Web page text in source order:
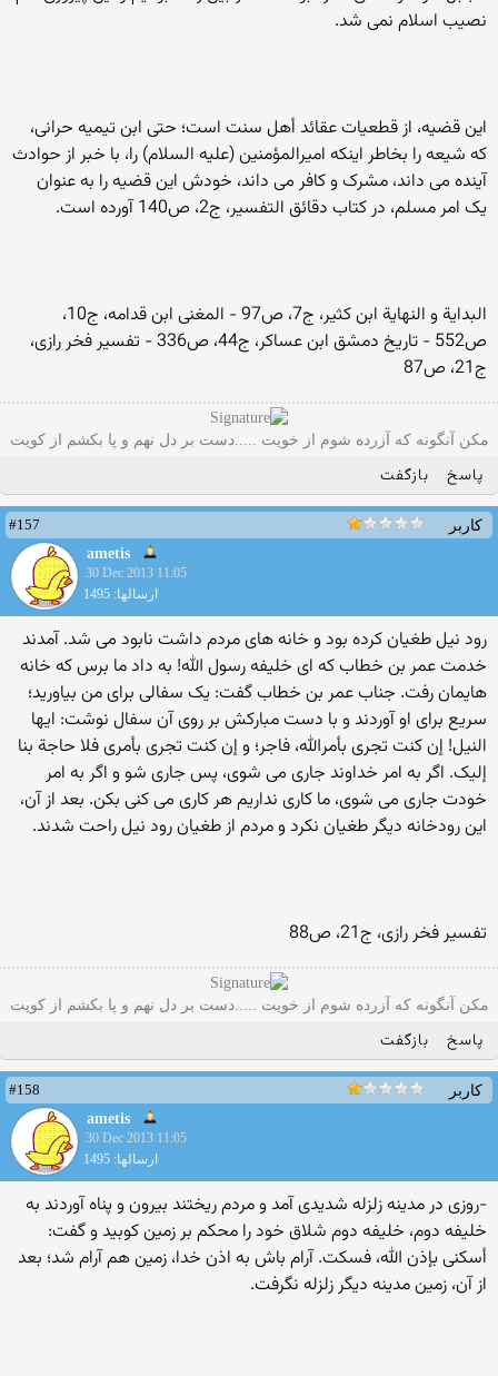
نصیب اسلام نمی شد.
این قضیه، از قطعیات عقائد أهل سنت است؛ حتی ابن تیمیه حرانی،
که شیعه را بخاطر اینکه امیرالمؤمنین (علیه السلام) را، با خبر از حوادث
آینده می داند، مشرک و کافر می داند، خودش این قضیه را به عنوان
یک امر مسلم، در کتاب دقائق التفسیر، ج2، ص140 آورده است.
البدایة و النهایة ابن کثیر، ج7، ص97 - المغنی ابن قدامه، ج10،‌
ص552 - تاریخ دمشق ابن عساکر، ج44، ص336 - تفسیر فخر رازی،
‌ج21، ص87
مکن آنگونه که آزرده شوم از خویت .....دست بر دل نهم و پا بکشم از کویت
پاسخ بازگفت
کاربر
#157
ametis
30 Dec 2013 11:05
ارسالها: 1495
رود نیل طغیان کرده بود و خانه های مردم داشت نابود می شد. آمدند
خدمت عمر بن خطاب که ای خلیفه رسول الله! به داد ما برس که خانه
هایمان رفت. جناب عمر بن خطاب گفت: یک سفالی برای من بیاورید؛
سریع برای او آوردند و با دست مبارکش بر روی آن سفال نوشت: ایها
النیل! إن کنت تجری بأمرالله، فاجر؛ و إن کنت تجری بأمری فلا حاجة بنا
إلیک. اگر به امر خداوند جاری می شوی، پس جاری شو و اگر به امر
خودت جاری می شوی، ما کاری نداریم هر کاری می کنی بکن. بعد از آن،
این رودخانه دیگر طغیان نکرد و مردم از طغیان رود نیل راحت شدند.
تفسیر فخر رازی، ج21، ص88
مکن آنگونه که آزرده شوم از خویت .....دست بر دل نهم و پا بکشم از کویت
پاسخ بازگفت
کاربر
#158
ametis
30 Dec 2013 11:05
ارسالها: 1495
-روزی در مدینه زلزله شدیدی آمد و مردم ریختند بیرون و پناه آوردند به
خلیفه دوم، خلیفه دوم شلاق خود را محکم بر زمین کوبید و گفت:
أسکنی بإذن الله، فسکت. آرام باش به اذن خدا، زمین هم آرام شد؛ بعد
از آن،‌ زمین مدینه دیگر زلزله نگرفت.